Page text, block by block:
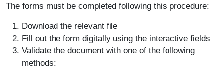
The forms must be completed following this procedure:
Download the relevant file
Fill out the form digitally using the interactive fields
Validate the document with one of the following
methods: